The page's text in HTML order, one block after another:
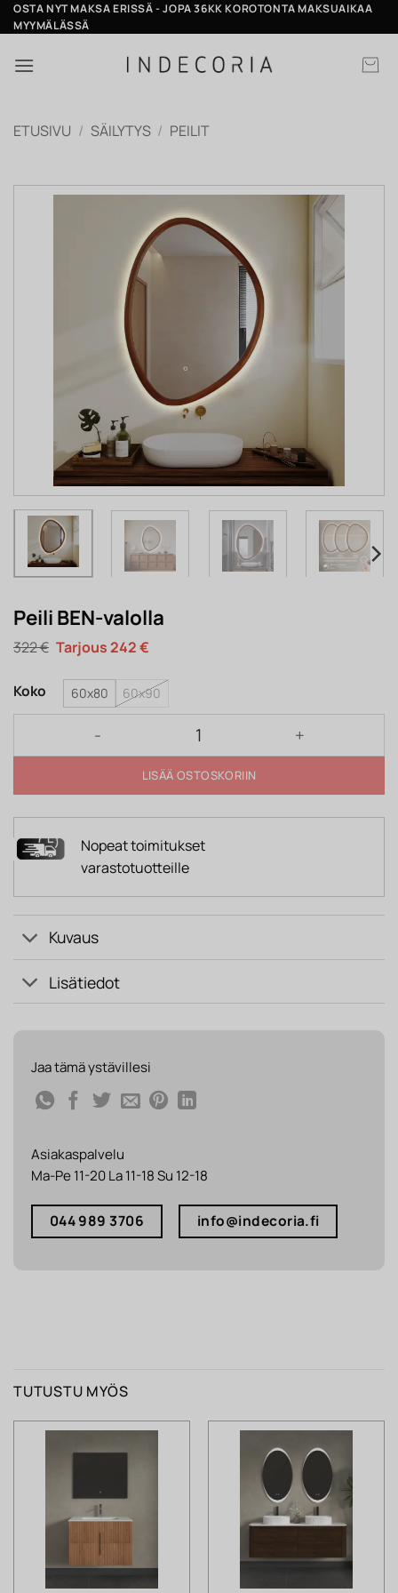
Skip
to
OSTA NYT MAKSA ERISSÄ - JOPA 36KK KOROTONTA MAKSUAIKAA
MYYMÄLÄSSÄ
ETUSIVU / SÄILYTYS / PEILIT
Peili BEN-valolla
322€ Alkuperäinen
hinta
oli:
322 €.
242€Nykyinen
242 €.
Koko 60x80 60x90
LISÄÄ OSTOSKORIIN
Nopeat toimitukset
varastotuotteille
Kuvaus
Lisätiedot
Jaa tämä ystävillesi
Asiakaspalvelu
Ma-Pe 11-20 La 11-18 Su 12-18
044 989 3706 info@indecoria.fi
TUTUSTU MYÖS